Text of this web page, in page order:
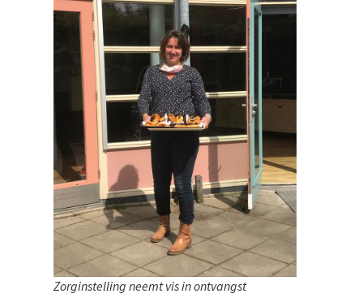
Zorginstelling neemt vis in ontvangst